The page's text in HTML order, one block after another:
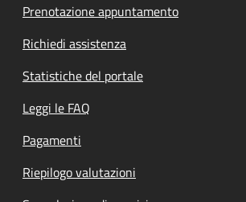
Prenotazione appuntamento
Richiedi assistenza
Statistiche del portale
Leggi le FAQ
Pagamenti
Riepilogo valutazioni